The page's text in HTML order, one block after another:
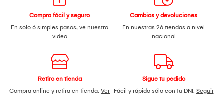
Compra fácil y seguro
En solo 6 simples pasos, ve nuestro
video
Cambios y devoluciones
En nuestras 26 tiendas a nivel
nacional
Retiro en tienda
Compra online y retira en tienda. Ver
Sigue tu pedido
Fácil y rápido sólo con tu DNI. Seguir